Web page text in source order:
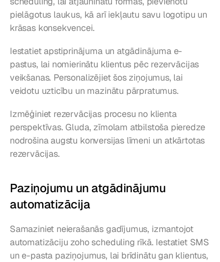
pielāgotus laukus, kā arī iekļautu savu logotipu un
krāsas konsekvencei.
Iestatiet apstiprinājuma un atgādinājuma e-
pastus, lai nomierinātu klientus pēc rezervācijas
veikšanas. Personalizējiet šos ziņojumus, lai
veidotu uzticību un mazinātu pārpratumus.
Izmēģiniet rezervācijas procesu no klienta
perspektīvas. Gluda, zīmolam atbilstoša pieredze
nodrošina augstu konversijas līmeni un atkārtotas
rezervācijas.
Paziņojumu un atgādinājumu
automatizācija
Samaziniet neierašanās gadījumus, izmantojot
automatizāciju zoho scheduling rīkā. Iestatiet SMS
un e-pasta paziņojumus, lai brīdinātu gan klientus,